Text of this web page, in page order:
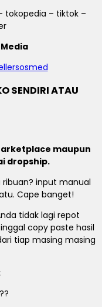
tokopedia – tiktok –
SENDIRI ATAU
maupun
dropship.
ribuan? input manual
Cape banget!
tidak lagi repot
copy paste hasil
tiap masing masing